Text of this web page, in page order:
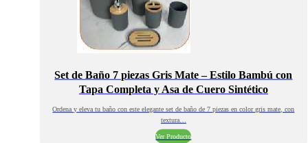
Set de Baño 7 piezas Gris Mate – Estilo Bambú con
Tapa Completa y Asa de Cuero Sintético
Ordena y eleva tu baño con este elegante set de baño de 7 piezas en color gris mate, con
textura…
Ver Producto